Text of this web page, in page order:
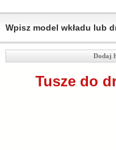
Dodaj
Tusze do